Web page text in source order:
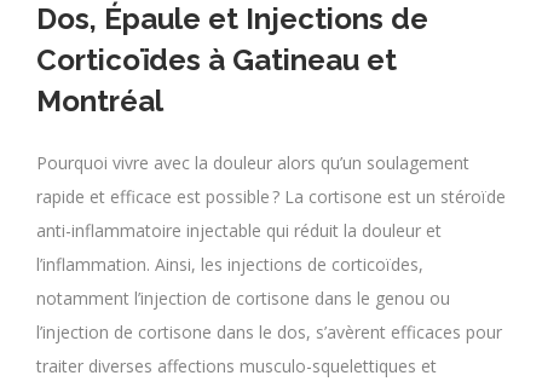
Dos, Épaule et Injections de
Corticoïdes à Gatineau et
Montréal
Pourquoi vivre avec la douleur alors qu’un soulagement
rapide et efficace est possible ? La cortisone est un stéroïde
anti-inflammatoire injectable qui réduit la douleur et
l’inflammation. Ainsi, les injections de corticoïdes,
notamment l’injection de cortisone dans le genou ou
l’injection de cortisone dans le dos, s’avèrent efficaces pour
traiter diverses affections musculo-squelettiques et